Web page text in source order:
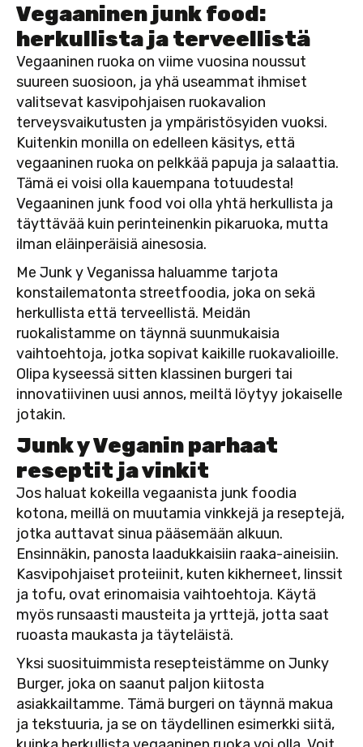
Vegaaninen junk food:
herkullista ja terveellistä
Vegaaninen ruoka on viime vuosina noussut
suureen suosioon, ja yhä useammat ihmiset
valitsevat kasvipohjaisen ruokavalion
terveysvaikutusten ja ympäristösyiden vuoksi.
Kuitenkin monilla on edelleen käsitys, että
vegaaninen ruoka on pelkkää papuja ja salaattia.
Tämä ei voisi olla kauempana totuudesta!
Vegaaninen junk food voi olla yhtä herkullista ja
täyttävää kuin perinteinenkin pikaruoka, mutta
ilman eläinperäisiä ainesosia.
Me Junk y Veganissa haluamme tarjota
konstailematonta streetfoodia, joka on sekä
herkullista että terveellistä. Meidän
ruokalistamme on täynnä suunmukaisia
vaihtoehtoja, jotka sopivat kaikille ruokavalioille.
Olipa kyseessä sitten klassinen burgeri tai
innovatiivinen uusi annos, meiltä löytyy jokaiselle
jotakin.
Junk y Veganin parhaat
reseptit ja vinkit
Jos haluat kokeilla vegaanista junk foodia
kotona, meillä on muutamia vinkkejä ja reseptejä,
jotka auttavat sinua pääsemään alkuun.
Ensinnäkin, panosta laadukkaisiin raaka-aineisiin.
Kasvipohjaiset proteiinit, kuten kikherneet, linssit
ja tofu, ovat erinomaisia vaihtoehtoja. Käytä
myös runsaasti mausteita ja yrttejä, jotta saat
ruoasta maukasta ja täyteläistä.
Yksi suosituimmista resepteistämme on Junky
Burger, joka on saanut paljon kiitosta
asiakkailtamme. Tämä burgeri on täynnä makua
ja tekstuuria, ja se on täydellinen esimerkki siitä,